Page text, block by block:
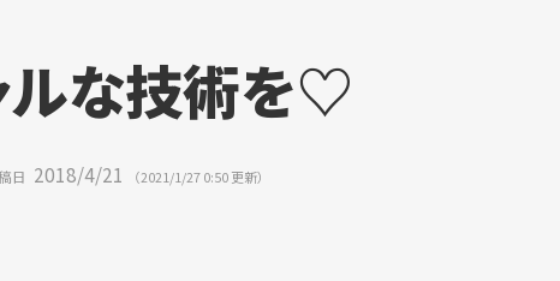
な技術を♡
日 2018/4/21 （2021/1/270:50更新）